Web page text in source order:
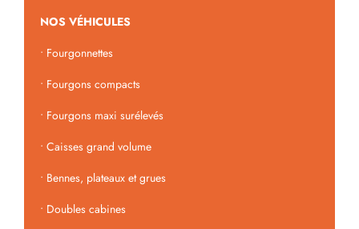
NOS VÉHICULES
• Fourgonnettes
• Fourgons compacts
• Fourgons maxi surélevés
• Caisses grand volume
• Bennes, plateaux et grues
• Doubles cabines